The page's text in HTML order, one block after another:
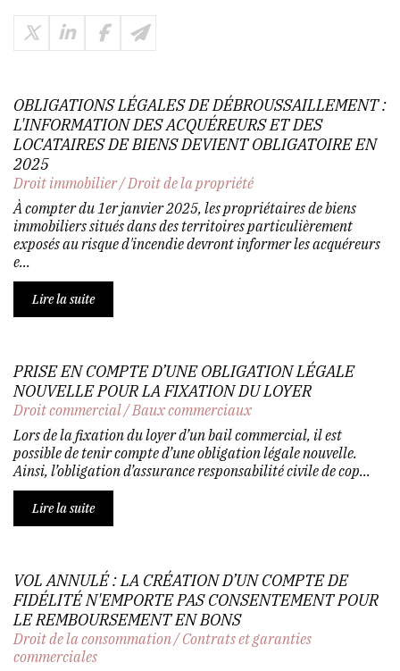
OBLIGATIONS LÉGALES DE DÉBROUSSAILLEMENT :
L'INFORMATION DES ACQUÉREURS ET DES
LOCATAIRES DE BIENS DEVIENT OBLIGATOIRE EN
2025
Droit immobilier/Droit de la propriété
À compter du 1er janvier 2025, les propriétaires de biens
immobiliers situés dans des territoires particulièrement
exposés au risque d'incendie devront informer les acquéreurs
e...
Lire la suite
PRISE EN COMPTE D’UNE OBLIGATION LÉGALE
NOUVELLE POUR LA FIXATION DU LOYER
Droit commercial/Baux commerciaux
Lors de la fixation du loyer d’un bail commercial, il est
possible de tenir compte d’une obligation légale nouvelle.
Ainsi, l’obligation d’assurance responsabilité civile de cop...
Lire la suite
VOL ANNULÉ : LA CRÉATION D’UN COMPTE DE
FIDÉLITÉ N'EMPORTE PAS CONSENTEMENT POUR
LE REMBOURSEMENT EN BONS
Droit de la consommation/Contrats et garanties
commerciales